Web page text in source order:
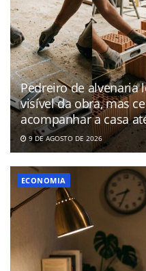
Pedreiro de alvenaria
visível da obra, mas
acompanhar a casa
9 DE AGOSTO DE 2026
ECONOMIA